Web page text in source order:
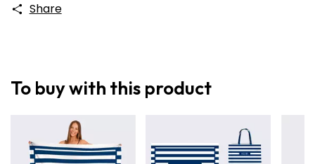
Share
To buy with this product